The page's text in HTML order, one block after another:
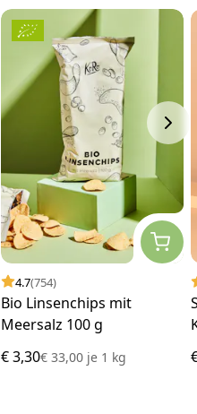
4.7(754)
Bio Linsenchips mit
Meersalz 100 g
€ 3,30€ 33,00 je1 kg